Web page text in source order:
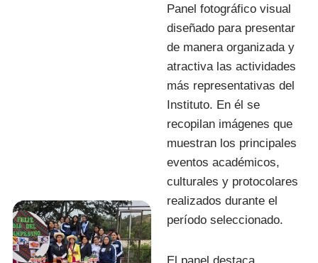
Panel fotográfico visual
diseñado para presentar
de manera organizada y
atractiva las actividades
más representativas del
Instituto. En él se
recopilan imágenes que
muestran los principales
eventos académicos,
culturales y protocolares
realizados durante el
período seleccionado.